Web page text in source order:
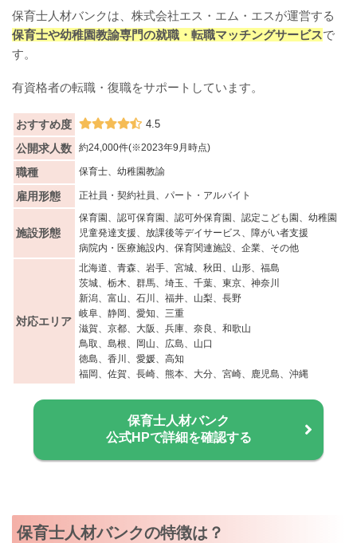
保育士人材バンクは、株式会社エス・エム・エスが運営する
保育士や幼稚園教諭専門の就職・転職マッチングサービスで
す。
有資格者の転職・復職をサポートしています。
おすすめ度 4.5
公開求人数 約24,000件(※2023年9月時点)
職種 保育士、幼稚園教諭
雇用形態 正社員・契約社員、パート・アルバイト
施設形態
保育園、認可保育園、認可外保育園、認定こども園、幼稚園
児童発達支援、放課後等デイサービス、障がい者支援
病院内・医療施設内、保育関連施設、企業、その他
対応エリア
北海道、青森、岩手、宮城、秋田、山形、福島
茨城、栃木、群馬、埼玉、千葉、東京、神奈川
新潟、富山、石川、福井、山梨、長野
岐阜、静岡、愛知、三重
滋賀、京都、大阪、兵庫、奈良、和歌山
鳥取、島根、岡山、広島、山口
徳島、香川、愛媛、高知
福岡、佐賀、長崎、熊本、大分、宮崎、鹿児島、沖縄
保育士人材バンク
公式HPで詳細を確認する
保育士人材バンクの特徴は？